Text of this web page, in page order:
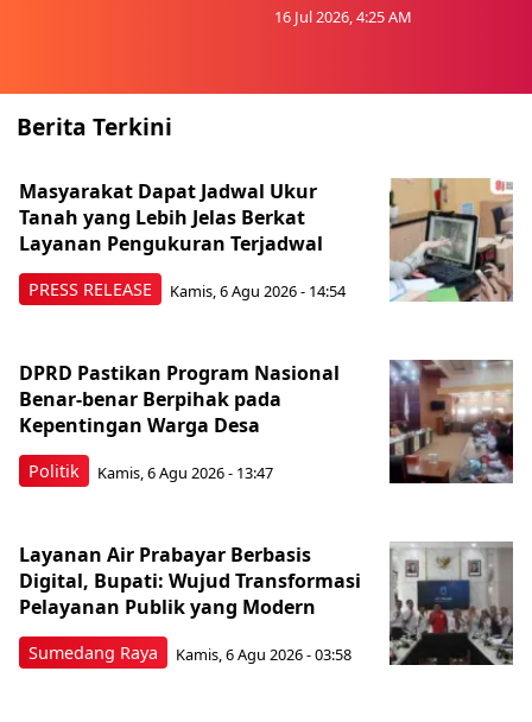
16 Jul 2026, 4:25 AM
Berita Terkini
PRESS RELEASE
Masyarakat Dapat Jadwal Ukur
Tanah yang Lebih Jelas Berkat
Layanan Pengukuran Terjadwal
Kamis, 6 Agu 2026 - 14:54
Politik
DPRD Pastikan Program Nasional
Benar-benar Berpihak pada
Kepentingan Warga Desa
Kamis, 6 Agu 2026 - 13:47
Sumedang Raya
Layanan Air Prabayar Berbasis
Digital, Bupati: Wujud Transformasi
Pelayanan Publik yang Modern
Kamis, 6 Agu 2026 - 03:58